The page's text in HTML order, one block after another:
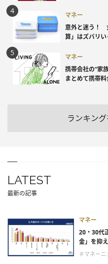
マネー
意外と迷う！
算」はズバリい
マネー
携帯会社の“家
まとめて携帯
ランキン
LATEST
最新の記事
マネー
20・30代
金」を抑
＃マネーニ